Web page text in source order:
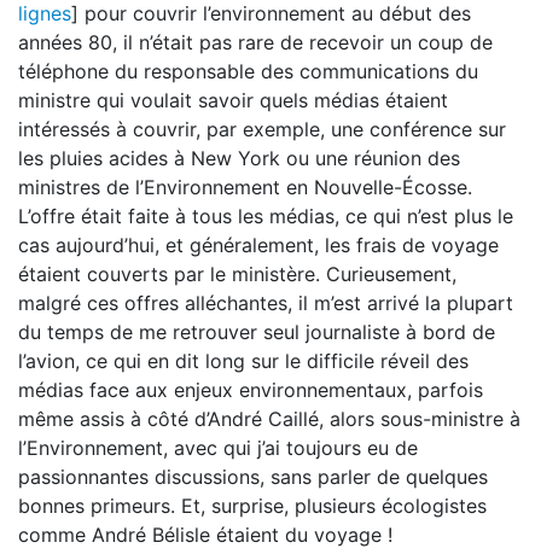
lignes] pour couvrir l’environnement au début des
années 80, il n’était pas rare de recevoir un coup de
téléphone du responsable des communications du
ministre qui voulait savoir quels médias étaient
intéressés à couvrir, par exemple, une conférence sur
les pluies acides à New York ou une réunion des
ministres de l’Environnement en Nouvelle-Écosse.
L’offre était faite à tous les médias, ce qui n’est plus le
cas aujourd’hui, et généralement, les frais de voyage
étaient couverts par le ministère. Curieusement,
malgré ces offres alléchantes, il m’est arrivé la plupart
du temps de me retrouver seul journaliste à bord de
l’avion, ce qui en dit long sur le difficile réveil des
médias face aux enjeux environnementaux, parfois
même assis à côté d’André Caillé, alors sous-ministre à
l’Environnement, avec qui j’ai toujours eu de
passionnantes discussions, sans parler de quelques
bonnes primeurs. Et, surprise, plusieurs écologistes
comme André Bélisle étaient du voyage !